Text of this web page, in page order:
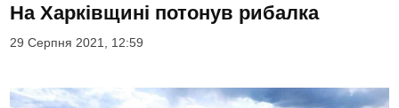
На Харківщині потонув рибалка
29 Серпня 2021, 12:59